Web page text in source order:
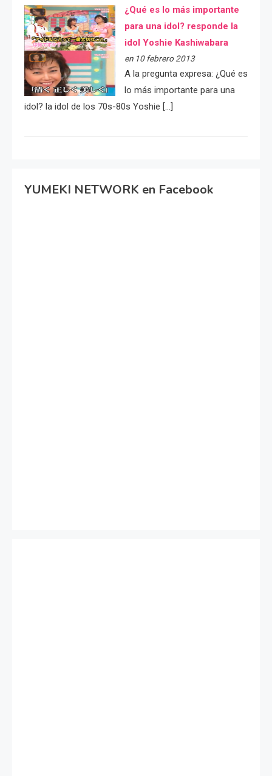
¿Qué es lo más importante
para una idol? responde la
idol Yoshie Kashiwabara
en 10 febrero 2013
A la pregunta expresa: ¿Qué es
lo más importante para una
idol? la idol de los 70s-80s Yoshie […]
YUMEKI NETWORK en Facebook